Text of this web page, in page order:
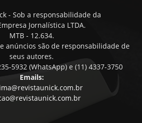
- Sob a responsabilidade da
Jornalística LTDA.
MTB - 12.634.
anúncios são de responsabilidade de
seus autores.
5932 (WhatsApp) e (11) 4337-3750
Emails: